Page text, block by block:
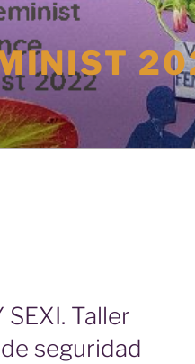
SEXI. Taller
seguridad